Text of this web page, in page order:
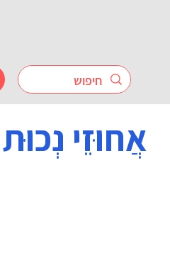
אֲחוּזֵי נְכוּת